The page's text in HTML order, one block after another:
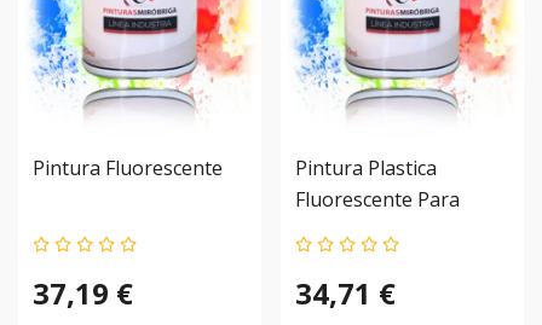
Pintura Fluorescente
37,19 €
Pintura Plastica
Fluorescente Para
Pared
34,71 €